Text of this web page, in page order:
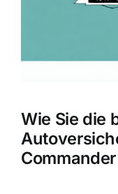
Wie Sie die